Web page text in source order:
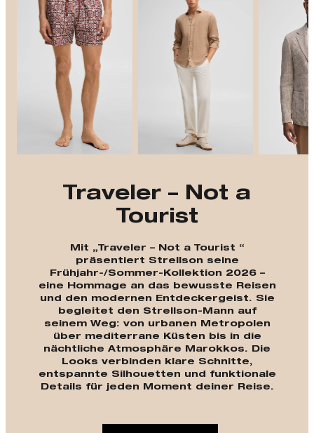
Traveler – Not a
Tourist
Mit „Traveler – Not a Tourist “
präsentiert Strellson seine
Frühjahr-/Sommer-Kollektion 2026 –
eine Hommage an das bewusste Reisen
und den modernen Entdeckergeist. Sie
begleitet den Strellson-Mann auf
seinem Weg: von urbanen Metropolen
über mediterrane Küsten bis in die
nächtliche Atmosphäre Marokkos. Die
Looks verbinden klare Schnitte,
entspannte Silhouetten und funktionale
Details für jeden Moment deiner Reise.